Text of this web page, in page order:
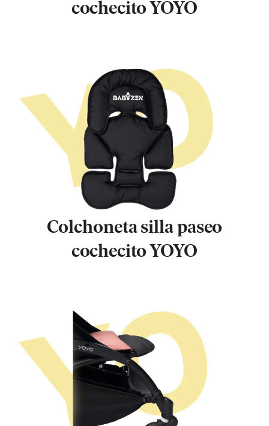
cochecito YOYO
Colchoneta silla paseo
cochecito YOYO